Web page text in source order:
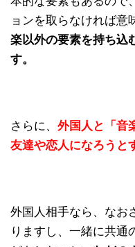
ョンを取らなければ意
楽以外の要素を持ち込
す。
さらに、 外国人と「音
友達や恋人になろうと
外国人相手なら、なお
りますし、一緒に共通